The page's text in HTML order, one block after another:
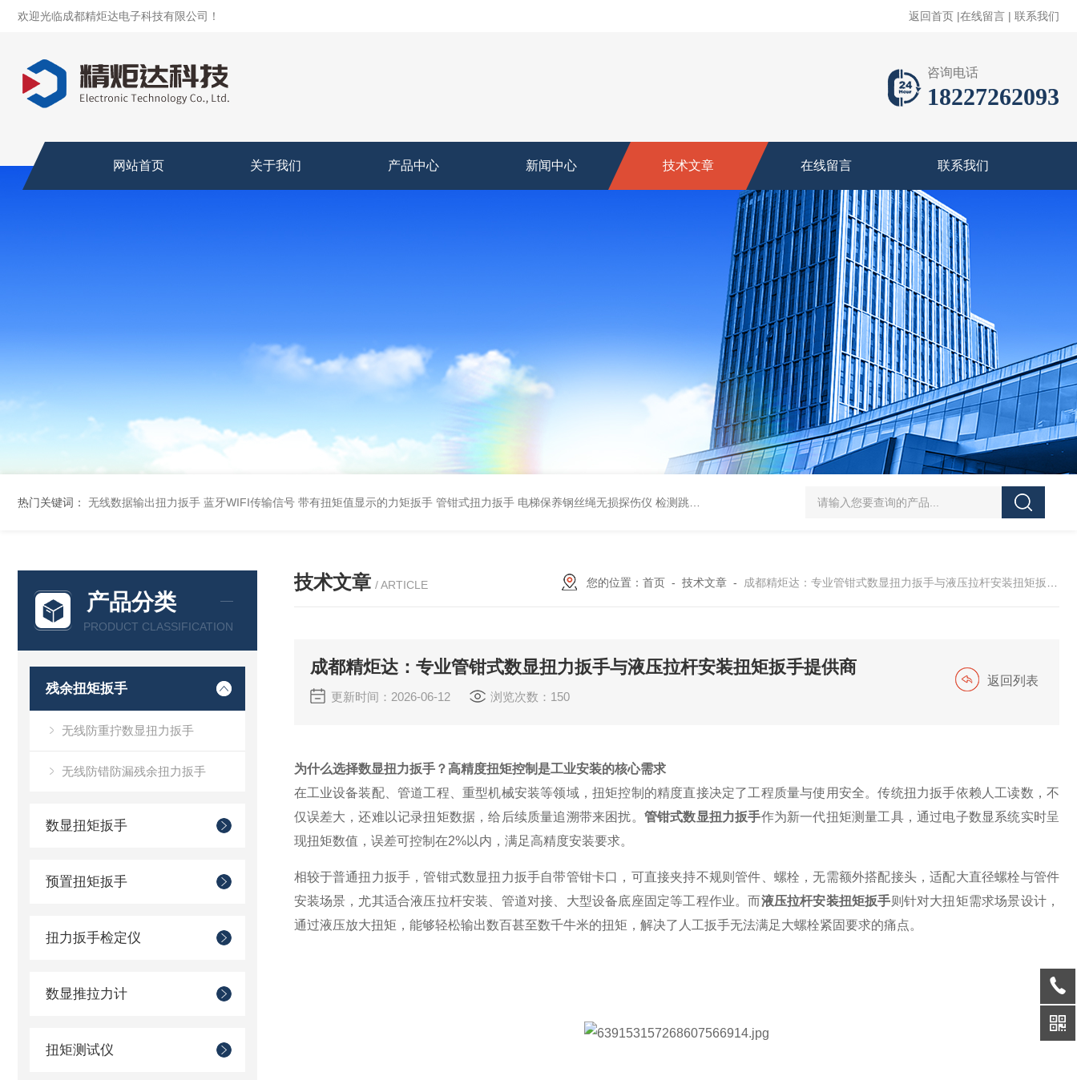
欢迎光临成都精炬达电子科技有限公司！ 返回首页 |在线留言 | 联系我们
咨询电话
18227262093
网站首页 关于我们 产品中心 新闻中心 技术文章 在线留言 联系我们
热门关键词： 无线数据输出扭力扳手 蓝牙WIFI传输信号 带有扭矩值显示的力矩扳手 管钳式扭力扳手 电梯保养钢丝绳无损探伤仪 检测跳丝/断丝 5-300N.m的扭矩扳手检定仪 机械扳手校准仪 JDSF100KN电子式拉
产品分类
PRODUCT CLASSIFICATION
残余扭矩扳手
无线防重拧数显扭力扳手
无线防错防漏残余扭力扳手
数显扭矩扳手
预置扭矩扳手
扭力扳手检定仪
数显推拉力计
扭矩测试仪
技术文章 / ARTICLE 您的位置： 首页- 技术文章- 成都精炬达：专业管钳式数显扭力扳手与液压拉杆安装扭矩扳手提供商
成都精炬达：专业管钳式数显扭力扳手与液压拉杆安装扭矩扳手提供商
更新时间：2026-06-12 浏览次数：150
返回列表
为什么选择数显扭力扳手？高精度扭矩控制是工业安装的核心需求
在工业设备装配、管道工程、重型机械安装等领域，扭矩控制的精度直接决定了工程质量与使用安全。传统扭力扳手依赖人工读数，不
仅误差大，还难以记录扭矩数据，给后续质量追溯带来困扰。 管钳式数显扭力扳手作为新一代扭矩测量工具，通过电子数显系统实时呈
现扭矩数值，误差可控制在2%以内，满足高精度安装要求。
相较于普通扭力扳手，管钳式数显扭力扳手自带管钳卡口，可直接夹持不规则管件、螺栓，无需额外搭配接头，适配大直径螺栓与管件
安装场景，尤其适合液压拉杆安装、管道对接、大型设备底座固定等工程作业。而液压拉杆安装扭矩扳手则针对大扭矩需求场景设计，
通过液压放大扭矩，能够轻松输出数百甚至数千牛米的扭矩，解决了人工扳手无法满足大螺栓紧固要求的痛点。